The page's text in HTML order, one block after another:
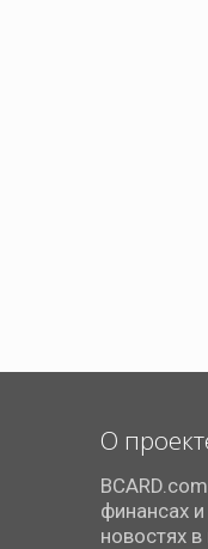
О
финансах
новостях